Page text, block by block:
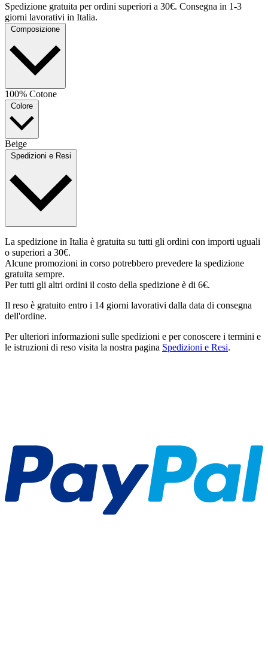
Spedizione gratuita per ordini superiori a 30€. Consegna in 1-3
giorni lavorativi in Italia.
Composizione
100% Cotone
Colore
Beige
Spedizioni e Resi
La spedizione in Italia è gratuita su tutti gli ordini con importi uguali
o superiori a 30€.
Alcune promozioni in corso potrebbero prevedere la spedizione
gratuita sempre.
Per tutti gli altri ordini il costo della spedizione è di 6€.
Il reso è gratuito entro i 14 giorni lavorativi dalla data di consegna
dell'ordine.
Per ulteriori informazioni sulle spedizioni e per conoscere i termini e
le istruzioni di reso visita la nostra pagina Spedizioni e Resi.